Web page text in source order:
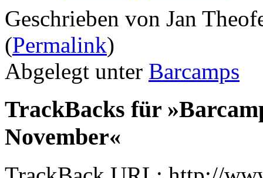
Geschrieben von Jan
(Permalink)
Abgelegt unter Barcamps
TrackBacks für
November«